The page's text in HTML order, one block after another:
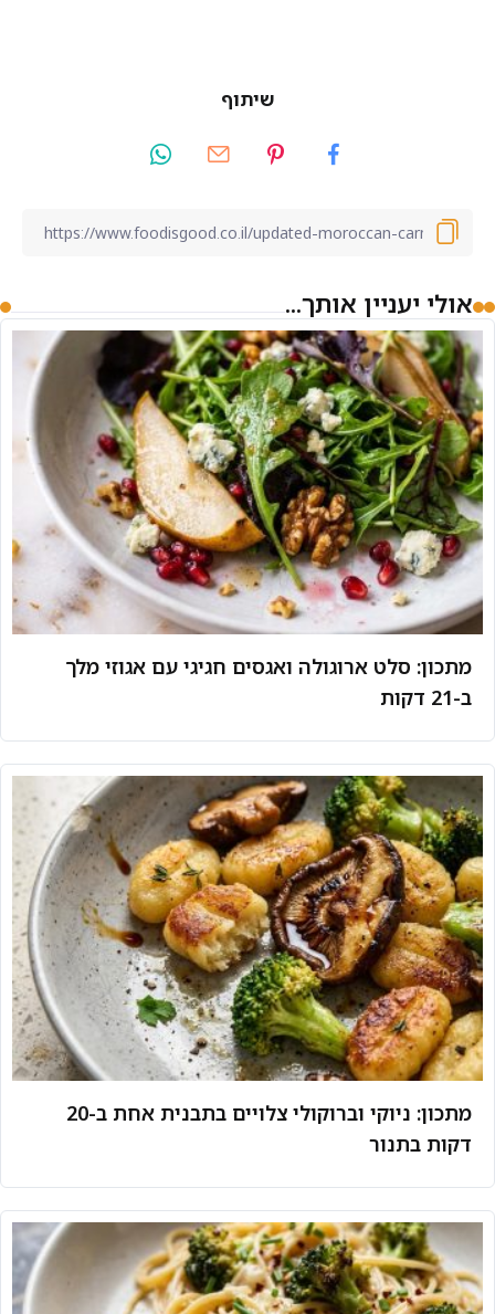
שיתוף
אולי יעניין אותך...
מתכון: סלט ארוגולה ואגסים חגיגי עם אגוזי מלך
ב-21 דקות
מתכון: ניוקי וברוקולי צלויים בתבנית אחת ב-20
דקות בתנור